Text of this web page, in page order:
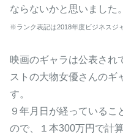
ならないかと思いました。
※ランク表記は2018年度ビジネスジ
映画のギャラは公表され
ストの大物女優さんのギ
す。
９年月日が経っているこ
ので、１本300万円で計